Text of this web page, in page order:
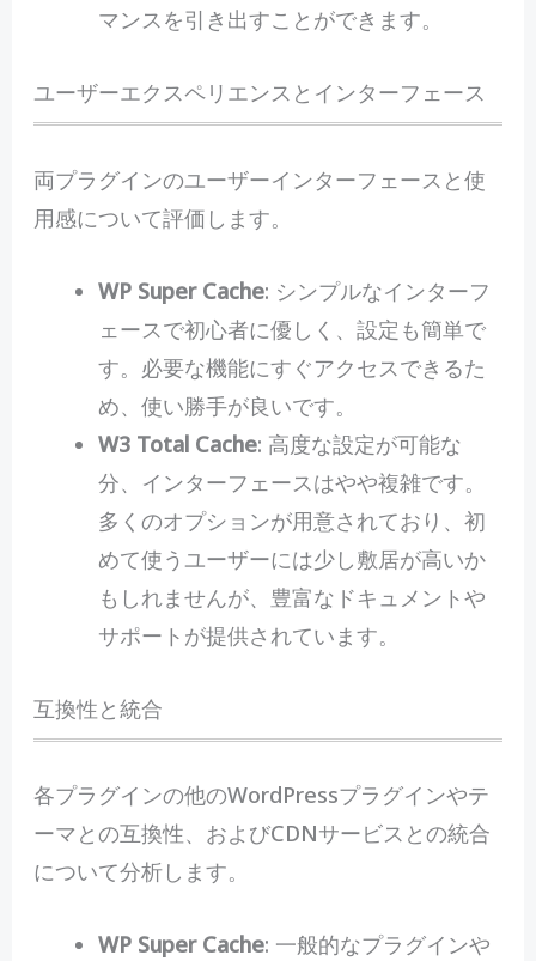
マンスを引き出すことができます。
ユーザーエクスペリエンスとインターフェース
両プラグインのユーザーインターフェースと使
用感について評価します。
WP Super Cache: シンプルなインターフ
ェースで初心者に優しく、設定も簡単で
す。必要な機能にすぐアクセスできるた
め、使い勝手が良いです。
W3 Total Cache: 高度な設定が可能な
分、インターフェースはやや複雑です。
多くのオプションが用意されており、初
めて使うユーザーには少し敷居が高いか
もしれませんが、豊富なドキュメントや
サポートが提供されています。
互換性と統合
各プラグインの他のWordPressプラグインやテ
ーマとの互換性、およびCDNサービスとの統合
について分析します。
WP Super Cache: 一般的なプラグインや